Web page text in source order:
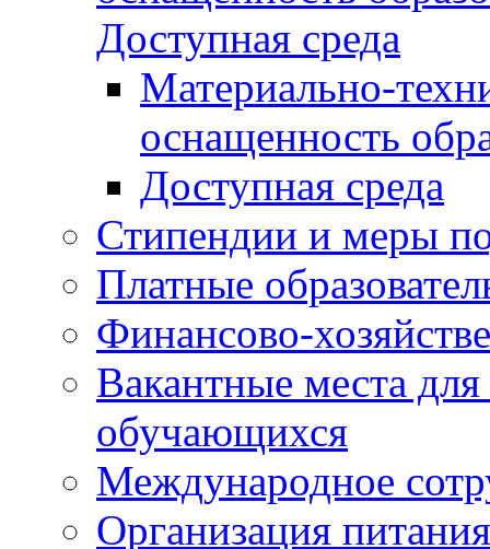
Доступная среда
Материально-
оснащенность
Доступная среда
Стипендии и меры
Платные
Финансово-
Вакантные места
обучающихся
Международное
Организация